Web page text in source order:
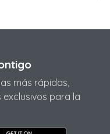
más rápidas,
para la